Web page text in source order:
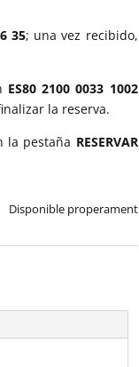
35; una vez recibido,
ES80 2100 0033 1002
la reserva.
la pestaña RESERVAR
Disponible properament